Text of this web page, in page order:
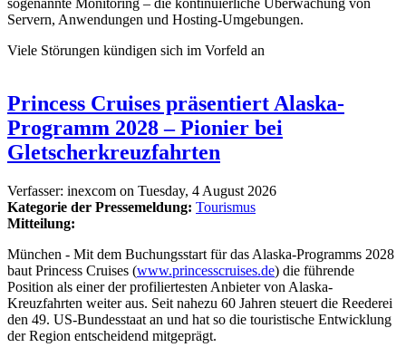
Servern, Anwendungen und Hosting-Umgebungen.
Viele Störungen kündigen sich im Vorfeld an
Princess Cruises präsentiert Alaska-
Programm 2028 – Pionier bei
Gletscherkreuzfahrten
Verfasser: inexcom on Tuesday, 4 August 2026
Kategorie der Pressemeldung: Tourismus
Mitteilung:
München - Mit dem Buchungsstart für das Alaska-Programms 2028
baut Princess Cruises (www.princesscruises.de) die führende
Position als einer der profiliertesten Anbieter von Alaska-
Kreuzfahrten weiter aus. Seit nahezu 60 Jahren steuert die Reederei
den 49. US-Bundesstaat an und hat so die touristische Entwicklung
der Region entscheidend mitgeprägt.